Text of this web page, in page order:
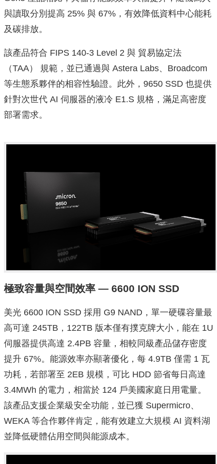
與讀取分別提高 25% 與 67%，有效降低資料中心能耗
及碳排放。
該產品符合 FIPS 140-3 Level 2 與 貿易協定法
（TAA） 規範，並已通過與 Astera Labs、Broadcom
等生態系夥伴的相容性驗證。此外，9650 SSD 也提供
針對次世代 AI 伺服器的液冷 E1.S 規格，滿足高密度
部署需求。
極致容量與空間效率 — 6600 ION SSD
美光 6600 ION SSD 採用 G9 NAND，單一硬碟容量最
高可達 245TB，122TB 版本僅有撲克牌大小，能在 1U
伺服器提供高達 2.4PB 容量，相較同級產品儲存密度
提升 67%。能源效率亦顯著優化，每 4.9TB 僅需 1 瓦
功耗，若部署至 2EB 規模，可比 HDD 節省每日高達
3.4MWh 的電力，相當於 124 戶美國家庭日用電量。
該產品支援企業級安全功能，並已獲 Supermicro、
WEKA 等合作夥伴肯定，能有效建立大規模 AI 資料湖
並降低硬體佔用空間與能源成本。